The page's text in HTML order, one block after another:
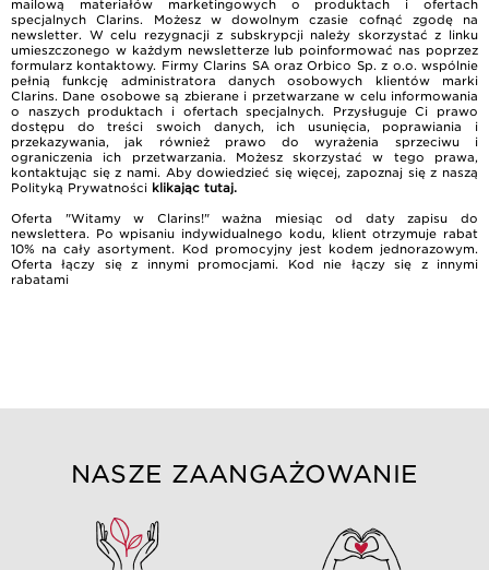
mailową materiałów marketingowych o produktach i ofertach
specjalnych Clarins. Możesz w dowolnym czasie cofnąć zgodę na
newsletter. W celu rezygnacji z subskrypcji należy skorzystać z linku
umieszczonego w każdym newsletterze lub poinformować nas poprzez
formularz kontaktowy. Firmy Clarins SA oraz Orbico Sp. z o.o. wspólnie
pełnią funkcję administratora danych osobowych klientów marki
Clarins. Dane osobowe są zbierane i przetwarzane w celu informowania
o naszych produktach i ofertach specjalnych. Przysługuje Ci prawo
dostępu do treści swoich danych, ich usunięcia, poprawiania i
przekazywania, jak również prawo do wyrażenia sprzeciwu i
ograniczenia ich przetwarzania. Możesz skorzystać w tego prawa,
kontaktując się z nami. Aby dowiedzieć się więcej, zapoznaj się z naszą
Polityką Prywatności klikając tutaj.
Oferta "Witamy w Clarins!" ważna miesiąc od daty zapisu do
newslettera. Po wpisaniu indywidualnego kodu, klient otrzymuje rabat
10% na cały asortyment. Kod promocyjny jest kodem jednorazowym.
Oferta łączy się z innymi promocjami. Kod nie łączy się z innymi
rabatami
NASZE ZAANGAŻOWANIE